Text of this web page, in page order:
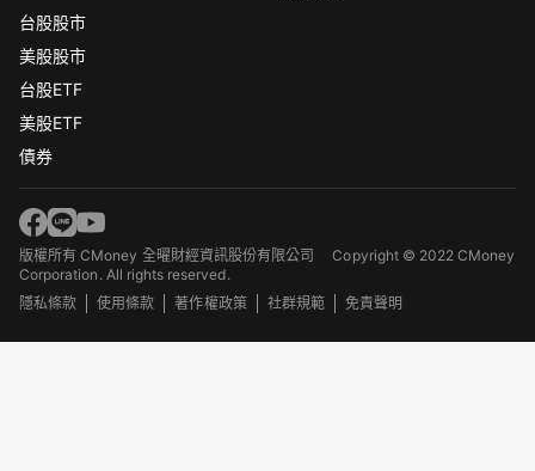
台股股市
美股股市
台股ETF
美股ETF
債券
版權所有 CMoney 全曜財經資訊股份有限公司Copyright © 2022 CMoney
Corporation. All rights reserved.
隱私條款
使用條款 著作權政策 社群規範 免責聲明